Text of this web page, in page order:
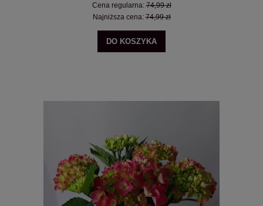
Cena regularna:74,99 zł
Najniższa cena:74,99 zł
DO KOSZYKA